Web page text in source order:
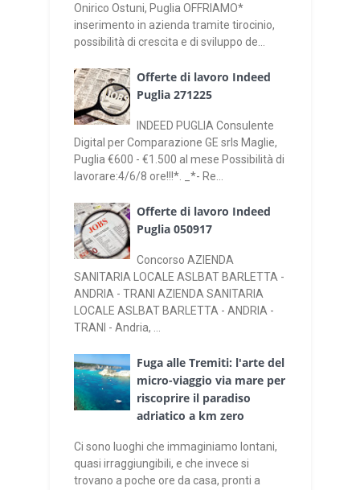
Onirico Ostuni, Puglia OFFRIAMO*
inserimento in azienda tramite tirocinio,
possibilità di crescita e di sviluppo de...
Offerte di lavoro Indeed
Puglia 271225
INDEED PUGLIA Consulente
Digital per Comparazione GE srls Maglie,
Puglia €600 - €1.500 al mese Possibilità di
lavorare:4/6/8 ore!!!*. _*- Re...
Offerte di lavoro Indeed
Puglia 050917
Concorso AZIENDA
SANITARIA LOCALE ASLBAT BARLETTA -
ANDRIA - TRANI AZIENDA SANITARIA
LOCALE ASLBAT BARLETTA - ANDRIA -
TRANI - Andria, ...
Fuga alle Tremiti: l'arte del
micro-viaggio via mare per
riscoprire il paradiso
adriatico a km zero
Ci sono luoghi che immaginiamo lontani,
quasi irraggiungibili, e che invece si
trovano a poche ore da casa, pronti a